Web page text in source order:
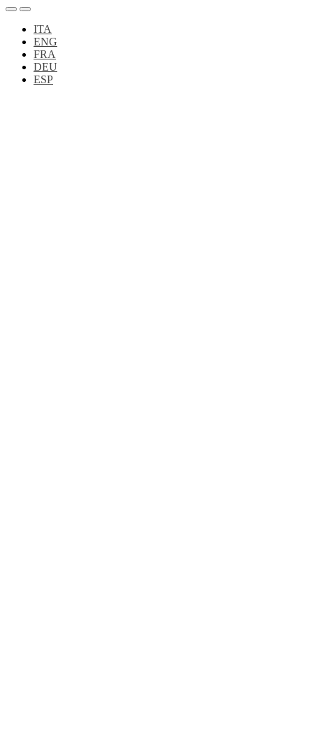
ITA
ENG
FRA
DEU
ESP